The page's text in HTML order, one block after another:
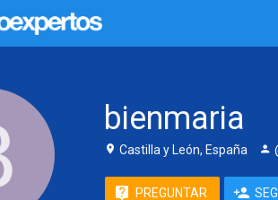
bienmaria
Castilla y León, España
PREGUNTAR